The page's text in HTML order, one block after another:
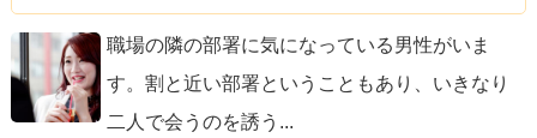
職場の隣の部署に気になっている男性がいま
す。割と近い部署ということもあり、いきなり
二人で会うのを誘う ...